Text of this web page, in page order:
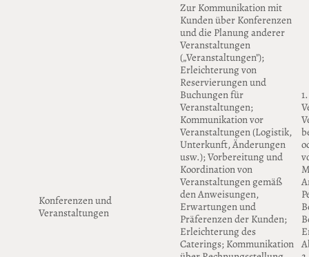
Konferenzen und
Veranstaltungen
Zur Kommunikation mit
Kunden über Konferenzen
und die Planung anderer
Veranstaltungen
(„Veranstaltungen");
Erleichterung von
Reservierungen und
Buchungen für
Veranstaltungen;
Kommunikation vor
Veranstaltungen (Logistik,
Unterkunft, Änderungen
usw.); Vorbereitung und
Koordination von
Veranstaltungen gemäß
den Anweisungen,
Erwartungen und
Präferenzen der Kunden;
Erleichterung des
Caterings; Kommunikation